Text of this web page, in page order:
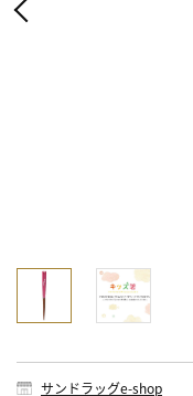
サンドラッグe-shop